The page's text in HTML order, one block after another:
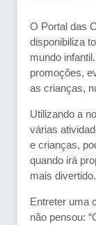
O Portal das
disponibiliza
mundo
promoções,
as crianças,
Utilizando a
várias
e crianças,
quando irá
mais divertido.
Entreter uma
não pensou: